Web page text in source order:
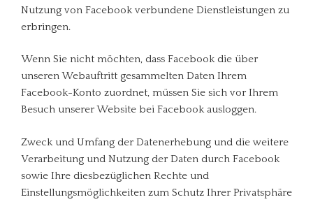
Nutzung von Facebook verbundene Dienstleistungen zu
erbringen.
Wenn Sie nicht möchten, dass Facebook die über
unseren Webauftritt gesammelten Daten Ihrem
Facebook-Konto zuordnet, müssen Sie sich vor Ihrem
Besuch unserer Website bei Facebook ausloggen.
Zweck und Umfang der Datenerhebung und die weitere
Verarbeitung und Nutzung der Daten durch Facebook
sowie Ihre diesbezüglichen Rechte und
Einstellungsmöglichkeiten zum Schutz Ihrer Privatsphäre